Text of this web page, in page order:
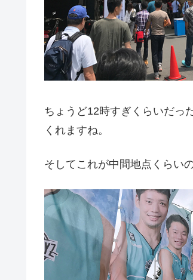
ちょうど12時すぎくらいだっ
くれますね。
そしてこれが中間地点くらい